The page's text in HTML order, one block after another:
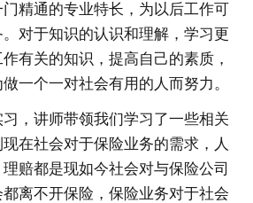
精通的专业特长，为以后工作可
对于知识的认识和理解，学习更
有关的知识，提高自己的素质，
一个一对社会有用的人而努力。
，讲师带领我们学习了一些相关
在社会对于保险业务的需求，人
赔都是现如今社会对与保险公司
离不开保险，保险业务对于社会